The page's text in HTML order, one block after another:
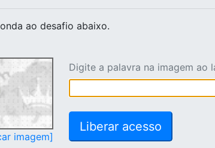
ao desafio abaixo.
imagem]
Digite a palavra na imagem ao